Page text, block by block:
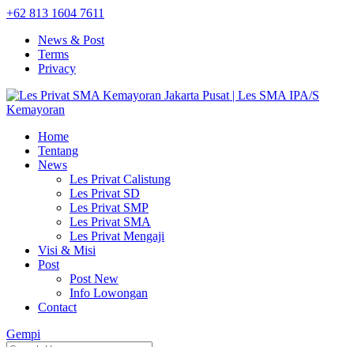
+62 813 1604 7611
News & Post
Terms
Privacy
Home
Tentang
News
Les Privat Calistung
Les Privat SD
Les Privat SMP
Les Privat SMA
Les Privat Mengaji
Visi & Misi
Post
Post New
Info Lowongan
Contact
Gempi